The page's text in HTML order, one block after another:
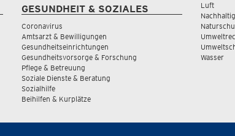
GESUNDHEIT & SOZIALES
Coronavirus
Amtsarzt & Bewilligungen
Gesundheitseinrichtungen
Gesundheitsvorsorge & Forschung
Pflege & Betreuung
Soziale Dienste & Beratung
Sozialhilfe
Beihilfen & Kurplätze
Luft
Wasser